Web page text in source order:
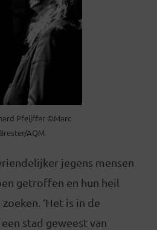
Pfeijffer ©Marc
Brester/AQM
jegens mensen
getroffen en hun heil
‘Het is in de
stad geweest van